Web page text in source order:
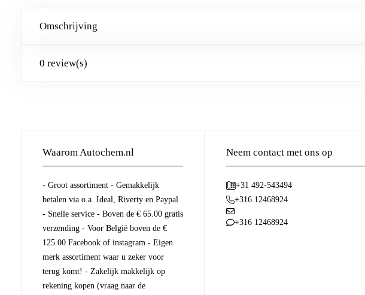
Omschrijving
0 review(s)
Waarom Autochem.nl
- Groot assortiment - Gemakkelijk
betalen via o.a. Ideal, Riverty en Paypal
- Snelle service - Boven de € 65.00 gratis
verzending - Voor België boven de €
125.00 Facebook of instagram - Eigen
merk assortiment waar u zeker voor
terug komt! - Zakelijk makkelijk op
rekening kopen (vraag naar de
Neem contact met ons op
+31 492-543494
+316 12468924
+316 12468924